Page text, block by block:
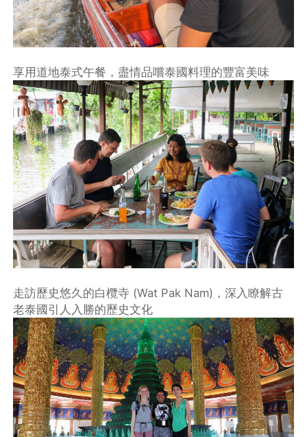
享用道地泰式午餐，盡情品嚐泰國料理的豐富美味
走訪歷史悠久的白欖寺 (Wat Pak Nam)，深入瞭解古
老泰國引人入勝的歷史文化